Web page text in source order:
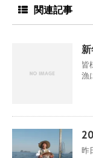
関連記事
皆
漁
昨